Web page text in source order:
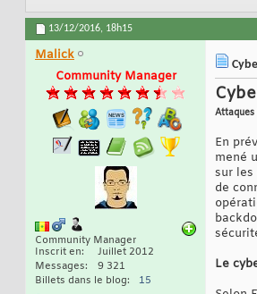
13/12/2016, 18h15
Malick
Community Manager
Community Manager
Inscrit en
Juillet 2012
Messages
9 321
Billets dans le blog
15
Attaques
En
mené
sur les
de
Le